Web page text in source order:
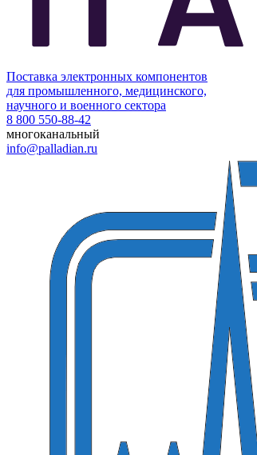
Поставка электронных компонентов
для промышленного, медицинского,
научного и военного сектора
8 800 550-88-42
многоканальный
info@palladian.ru